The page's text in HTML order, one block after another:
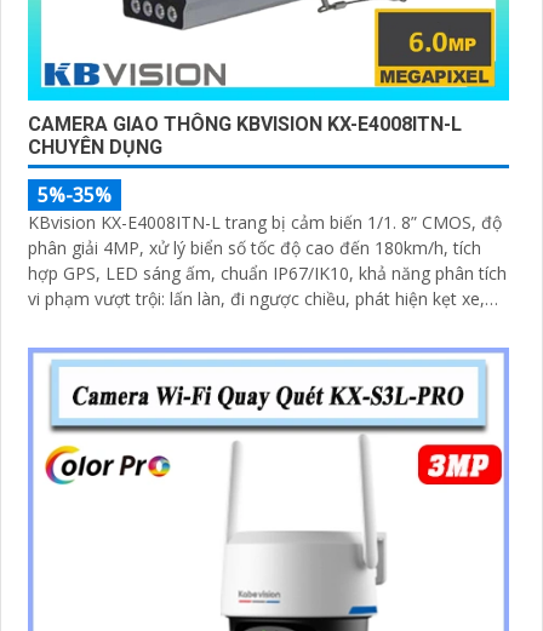
CAMERA GIAO THÔNG KBVISION KX-E4008ITN-L
CHUYÊN DỤNG
5%-35%
KBvision KX-E4008ITN-L trang bị cảm biến 1/1. 8” CMOS, độ
phân giải 4MP, xử lý biển số tốc độ cao đến 180km/h, tích
hợp GPS, LED sáng ấm, chuẩn IP67/IK10, khả năng phân tích
vi phạm vượt trội: lấn làn, đi ngược chiều, phát hiện kẹt xe,